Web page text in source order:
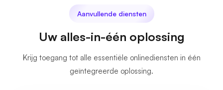
Aanvullende diensten
Uw alles-in-één oplossing
Krijg toegang tot alle essentiële onlinediensten in één
geïntegreerde oplossing.